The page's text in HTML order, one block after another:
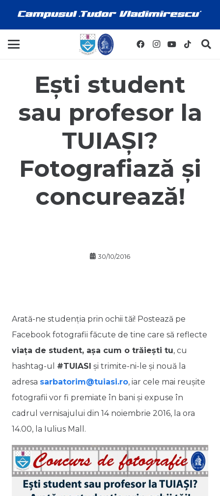
Ești student
sau profesor la
TUIAȘI?
Fotografiază și
concurează!
30/10/2016
Arată-ne studenția prin ochii tăi! Postează pe
Facebook fotografii făcute de tine care să reflecte
viața de student, așa cum o trăiești tu, cu
hashtag-ul #TUIASI și trimite-ni-le și nouă la
adresa sarbatorim@tuiasi.ro, iar cele mai reușite
fotografii vor fi premiate în bani și expuse în
cadrul vernisajului din 14 noiembrie 2016, la ora
14.00, la Iulius Mall.